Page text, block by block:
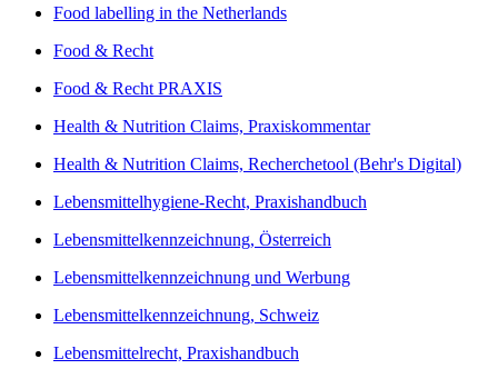
Food labelling in the Netherlands
Food & Recht
Food & Recht PRAXIS
Health & Nutrition Claims, Praxiskommentar
Health & Nutrition Claims, Recherchetool (Behr's Digital)
Lebensmittelhygiene-Recht, Praxishandbuch
Lebensmittelkennzeichnung, Österreich
Lebensmittelkennzeichnung und Werbung
Lebensmittelkennzeichnung, Schweiz
Lebensmittelrecht, Praxishandbuch